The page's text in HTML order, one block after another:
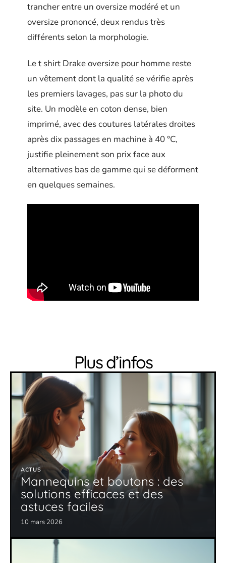
trancher entre un oversize modéré et un
oversize prononcé, deux rendus très
différents selon la morphologie.
Le t shirt Drake oversize pour homme reste
un vêtement dont la qualité se vérifie après
les premiers lavages, pas sur la photo du
site. Un modèle en coton dense, bien
imprimé, avec des coutures latérales droites
après dix passages en machine à 40 °C,
justifie pleinement son prix face aux
alternatives bas de gamme qui se déforment
en quelques semaines.
Plus d’infos
ACTUS
Mannequins et boutons : des
solutions efficaces et des
astuces faciles
10 mars 2026